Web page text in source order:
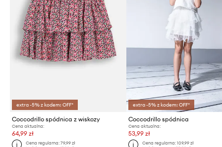
extra -5% z kodem: OFF*
Coccodrillo spódnica z wiskozy
Cena aktualna:
64,99 zł
Cena regularna:79,99 zł
extra -5% z kodem: OFF*
Coccodrillo spódnica
Cena aktualna:
53,99 zł
Cena regularna: 109,99 zł